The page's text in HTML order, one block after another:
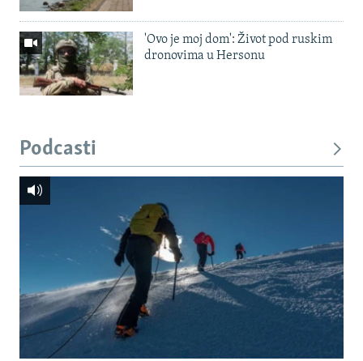
'Ovo je moj dom': Život pod ruskim
dronovima u Hersonu
Podcasti